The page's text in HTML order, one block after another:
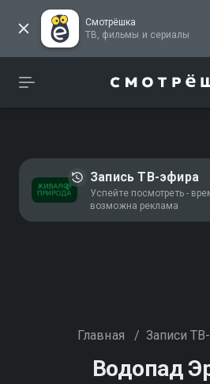
Смотрёшка
ТВ, фильмы и сериалы
Запись ТВ-эфира
Успейте посмотреть -
возможна реклама
Главная / Записи
Водопад